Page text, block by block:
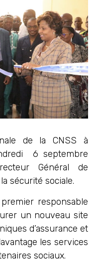
de la CNSS à
6 septembre
Général de
sécurité sociale.
responsable
un nouveau site
d’assurance et
les services
sociaux.